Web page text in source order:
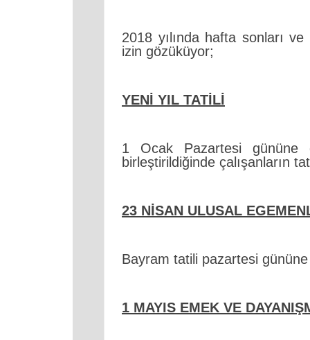
2018 yılında hafta sonları
izin gözüküyor;
YENİ YIL TATİLİ
1 Ocak Pazartesi gününe
birleştirildiğinde çalışanların
23 NİSAN ULUSAL
Bayram tatili pazartesi
1 MAYIS EMEK VE